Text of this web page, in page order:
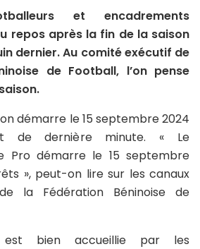
et encadrements
repos après la fin de la saison
dernier. Au comité exécutif de
de Football, l’on pense
démarre le 15 septembre 2024
de dernière minute. « Le
Pro démarre le 15 septembre
», peut-on lire sur les canaux
la Fédération Béninoise de
est bien accueillie par les